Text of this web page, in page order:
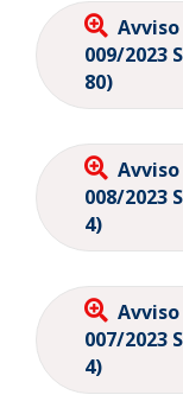
Avviso
009/2023
80)
Avviso
008/2023
4)
Avviso
007/2023
4)